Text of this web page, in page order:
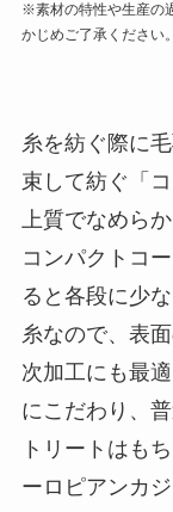
※素材の特性や生産の
かじめご了承ください。
糸を紡ぐ際に
束して紡ぐ「
上質でなめら
コンパクトコ
ると各段に少
糸なので、表
次加工にも最
にこだわり、
トリートはも
ーロピアンカ